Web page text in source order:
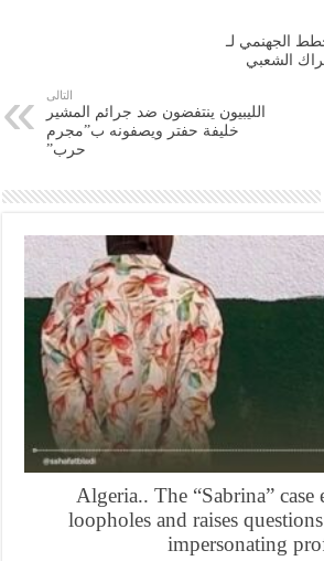
لـ
الليبيون ينتفضون ضد جرائم المشير
خليفة حفتر ويصفونه ب”مجرم
Algeria.. The “Sabrina”
loopholes and raises